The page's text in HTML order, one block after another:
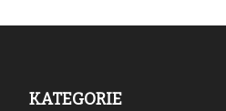
KATEGORIE